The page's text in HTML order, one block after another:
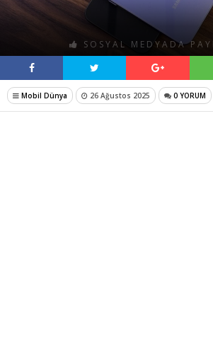
SOSYAL MEDYADA
Mobil Dünya 26 Ağustos 2025 0 YORUM